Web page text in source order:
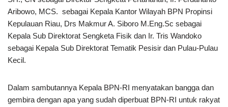
Aribowo, MCS. sebagai Kepala Kantor Wilayah BPN Propinsi
Kepulauan Riau, Drs Makmur A. Siboro M.Eng.Sc sebagai
Kepala Sub Direktorat Sengketa Fisik dan Ir. Tris Wandoko
sebagai Kepala Sub Direktorat Tematik Pesisir dan Pulau-Pulau
Kecil.
Dalam sambutannya Kepala BPN-RI menyatakan bangga dan
gembira dengan apa yang sudah diperbuat BPN-RI untuk rakyat